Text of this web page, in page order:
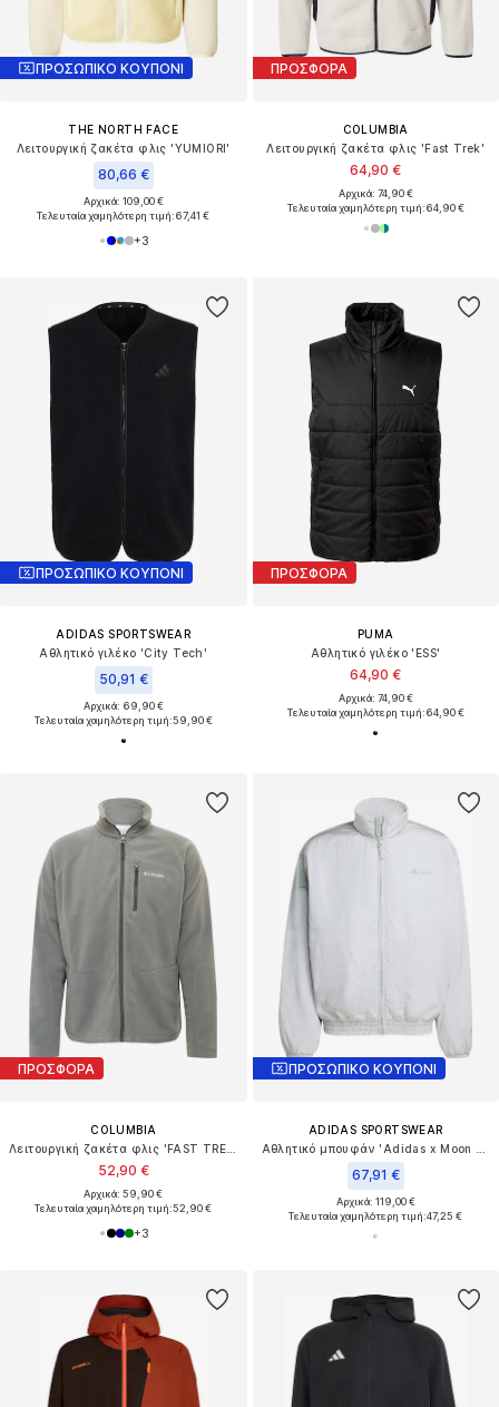
ΠΡΟΣΩΠΙΚΟ ΚΟΥΠΟΝΙ
THE NORTH FACE
Λειτουργική ζακέτα φλις 'YUMIORI'
80,66 €
Αρχικά: 109,00 €
Τελευταία χαμηλότερη τιμή:67,41 €
+3
ΠΡΟΣΦΟΡΑ
COLUMBIA
Λειτουργική ζακέτα φλις 'Fast Trek'
64,90 €
Αρχικά: 74,90 €
Τελευταία χαμηλότερη τιμή:64,90 €
ΠΡΟΣΩΠΙΚΟ ΚΟΥΠΟΝΙ
ADIDAS SPORTSWEAR
Αθλητικό γιλέκο 'City Tech'
50,91 €
Αρχικά: 69,90 €
Τελευταία χαμηλότερη τιμή:59,90 €
ΠΡΟΣΦΟΡΑ
PUMA
Αθλητικό γιλέκο 'ESS'
64,90 €
Αρχικά: 74,90 €
Τελευταία χαμηλότερη τιμή:64,90 €
ΠΡΟΣΦΟΡΑ
COLUMBIA
52,90 €
Αρχικά: 59,90 €
Τελευταία χαμηλότερη τιμή:52,90 €
+3
ΠΡΟΣΩΠΙΚΟ ΚΟΥΠΟΝΙ
ADIDAS SPORTSWEAR
67,91 €
Αρχικά: 119,00 €
Τελευταία χαμηλότερη τιμή:47,25 €